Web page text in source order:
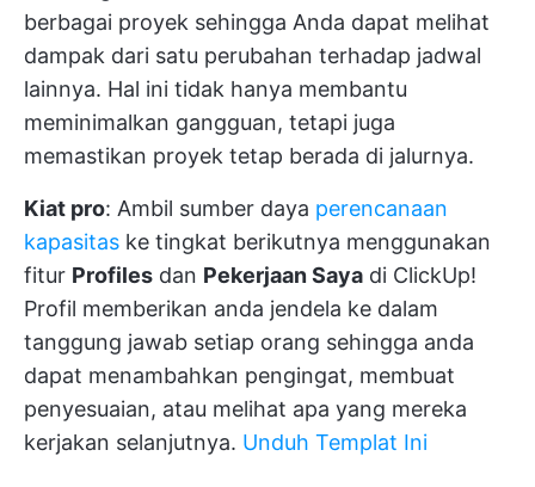
berbagai proyek sehingga Anda dapat melihat
dampak dari satu perubahan terhadap jadwal
lainnya. Hal ini tidak hanya membantu
meminimalkan gangguan, tetapi juga
memastikan proyek tetap berada di jalurnya.
Kiat pro: Ambil sumber daya perencanaan
kapasitas ke tingkat berikutnya menggunakan
fitur Profiles dan Pekerjaan Saya di ClickUp!
Profil memberikan anda jendela ke dalam
tanggung jawab setiap orang sehingga anda
dapat menambahkan pengingat, membuat
penyesuaian, atau melihat apa yang mereka
kerjakan selanjutnya. Unduh Templat Ini